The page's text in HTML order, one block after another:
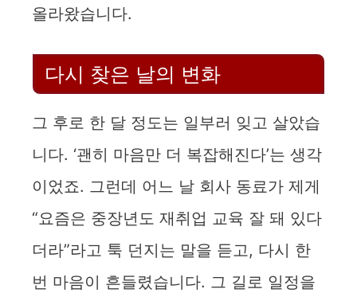
올라왔습니다.
다시 찾은 날의 변화
그 후로 한 달 정도는 일부러 잊고 살았습
니다. ‘괜히 마음만 더 복잡해진다’는 생각
이었죠. 그런데 어느 날 회사 동료가 제게
“요즘은 중장년도 재취업 교육 잘 돼 있다
더라”라고 툭 던지는 말을 듣고, 다시 한
번 마음이 흔들렸습니다. 그 길로 일정을